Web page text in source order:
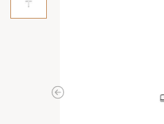
Previous